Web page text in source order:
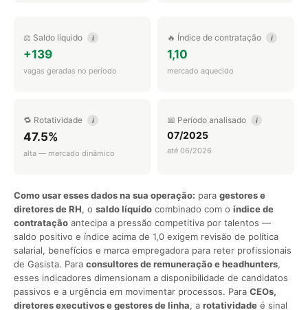
⚖️ Saldo líquido i
+139
vagas geradas no período
🔥 Índice de contratação i
1,10
mercado aquecido
🔁 Rotatividade i
47.5%
alta — mercado dinâmico
📅 Período analisado i
07/2025
até 06/2026
Como usar esses dados na sua operação: para gestores e
diretores de RH, o saldo líquido combinado com o índice de
contratação antecipa a pressão competitiva por talentos —
saldo positivo e índice acima de 1,0 exigem revisão de política
salarial, benefícios e marca empregadora para reter profissionais
de Gasista. Para consultores de remuneração e headhunters,
esses indicadores dimensionam a disponibilidade de candidatos
passivos e a urgência em movimentar processos. Para CEOs,
diretores executivos e gestores de linha, a rotatividade é sinal